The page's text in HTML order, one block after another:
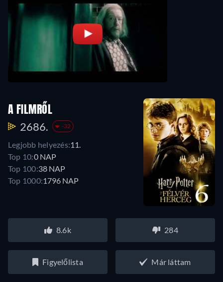
A FILMRŐL
2686. -32
Legjobb helyezés:11.
Top 10:0 NAP
Top 100:38 NAP
Top 1000:1796 NAP
8.6k 284
Figyelőlista Már láttam